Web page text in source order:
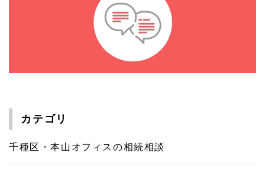
カテゴリ
千種区・本山オフィスの相続相談